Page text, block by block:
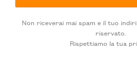
Non riceverai mai spam e il tuo
riservato.
Rispettiamo la tua